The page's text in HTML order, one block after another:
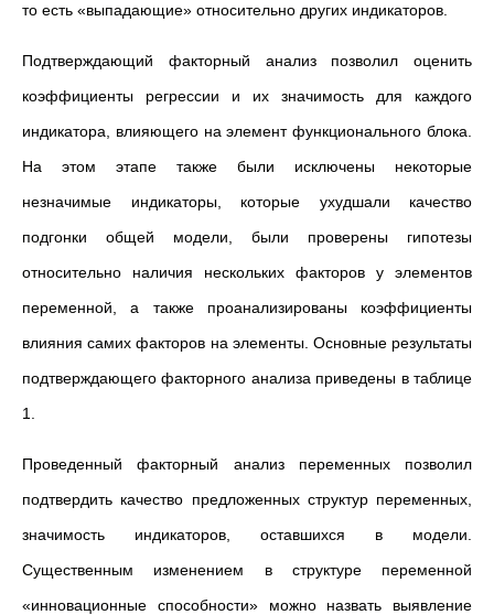
то есть «выпадающие» относительно других индикаторов.
Подтверждающий факторный анализ позволил оценить
коэффициенты регрессии и их значимость для каждого
индикатора, влияющего на элемент функционального блока.
На этом этапе также были исключены некоторые
незначимые индикаторы, которые ухудшали качество
подгонки общей модели, были проверены гипотезы
относительно наличия нескольких факторов у элементов
переменной, а также проанализированы коэффициенты
влияния самих факторов на элементы. Основные результаты
подтверждающего факторного анализа приведены в таблице
1.
Проведенный факторный анализ переменных позволил
подтвердить качество предложенных структур переменных,
значимость индикаторов, оставшихся в модели.
Существенным изменением в структуре переменной
«инновационные способности» можно назвать выявление